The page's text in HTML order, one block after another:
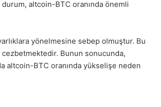
durum, altcoin-BTC oranında önemli
yönelmesine sebep olmuştur. Bu
Bunun sonucunda,
altcoin-BTC oranında yükselişe neden